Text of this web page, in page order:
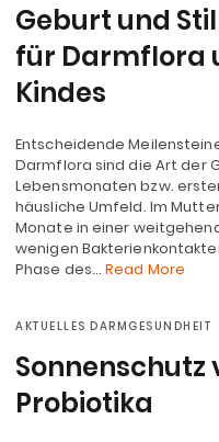
Geburt und
für Darmflora
Kindes
Entscheidende
Darmflora sind die Art der
Lebensmonaten bzw.
häusliche Umfeld. Im
Monate in einer
wenigen
Phase des…Read More
AKTUELLES DARMGESUNDHEIT
Probiotika